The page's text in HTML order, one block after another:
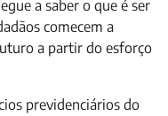
a saber o que é ser
comecem a
a partir do esforço
previdenciários do